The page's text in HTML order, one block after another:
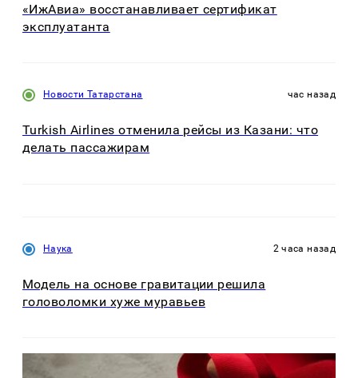
«ИжАвиа» восстанавливает сертификат
эксплуатанта
Новости Татарстана час назад
Turkish Airlines отменила рейсы из Казани: что
делать пассажирам
Наука 2 часа назад
Модель на основе гравитации решила
головоломки хуже муравьев